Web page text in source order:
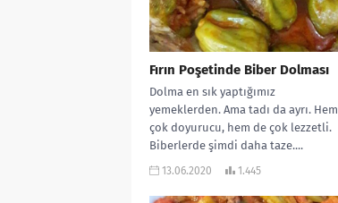
Fırın Poşetinde Biber Dolması
Dolma en sık yaptığımız
yemeklerden. Ama tadı da ayrı. Hem
çok doyurucu, hem de çok lezzetli.
Biberlerde şimdi daha taze....
13.06.2020 1.445